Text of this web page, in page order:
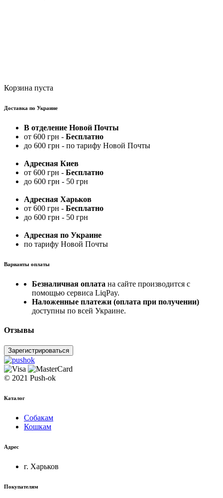
Корзина пуста
Доставка по Украине
В отделение Новой Почты
от 600 грн - Бесплатно
до 600 грн - по тарифу Новой Почты
Адресная Киев
от 600 грн - Бесплатно
до 600 грн - 50 грн
Адресная Харьков
от 600 грн - Бесплатно
до 600 грн - 50 грн
Адресная по Украине
по тарифу Новой Почты
Варианты оплаты
Безналичная оплата на сайте производится с
помощью сервиса LiqPay.
Наложенные платежи (оплата при получении)
доступны по всей Украине.
Отзывы
Зарегистрироваться
© 2021 Push-ok
Каталог
Собакам
Кошкам
Адрес
г. Харьков
Покупателям